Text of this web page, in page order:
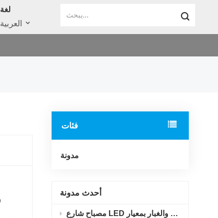
لغة
العربية
فئات
مدونة
أحدث مدونة